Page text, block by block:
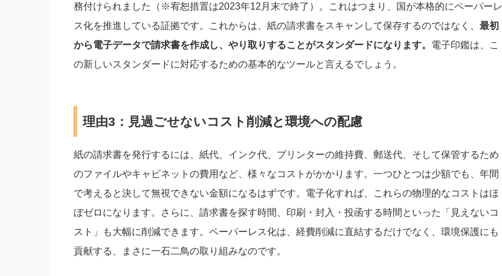
務付けられました（※宥恕措置は2023年12月末で終了）。これはつまり、国が本格的にペーパーレ
ス化を推進している証拠です。これからは、紙の請求書をスキャンして保存するのではなく、 最初
から電子データで請求書を作成し、やり取りすることがスタンダードになります。 電子印鑑は、こ
の新しいスタンダードに対応するための基本的なツールと言えるでしょう。
理由3：見過ごせないコスト削減と環境への配慮
紙の請求書を発行するには、紙代、インク代、プリンターの維持費、郵送代、そして保管するため
のファイルやキャビネットの費用など、様々なコストがかかります。一つひとつは少額でも、年間
で考えると決して無視できない金額になるはずです。電子化すれば、これらの物理的なコストはほ
ぼゼロになります。さらに、請求書を探す時間、印刷・封入・投函する時間といった「見えないコ
スト」も大幅に削減できます。ペーパーレス化は、経費削減に直結するだけでなく、環境保護にも
貢献する、まさに一石二鳥の取り組みなのです。